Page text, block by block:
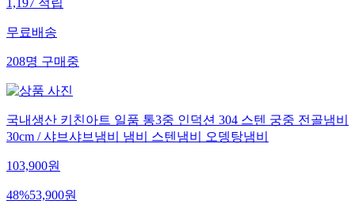
1,197적립
무료배송
208명구매중
국내생산 키친아트 일품 통3중 인덕션 304 스텐 궁중 전골냄비
30cm / 샤브샤브냄비 냄비 스텐냄비 오뎅탕냄비
103,900원
48%53,900원